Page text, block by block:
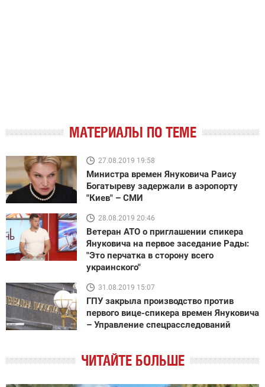
МАТЕРИАЛЫ ПО ТЕМЕ
27.08.2019 19:58
Министра времен Януковича Раису
Богатыреву задержали в аэропорту
"Киев" – СМИ
28.08.2019 20:46
Ветеран АТО о приглашении спикера
Януковича на первое заседание Рады:
"Это перчатка в сторону всего
украинского"
31.08.2019 15:07
ГПУ закрыла производство против
первого вице-спикера времен Януковича
– Управление спецрасследований
ЧИТАЙТЕ БОЛЬШЕ